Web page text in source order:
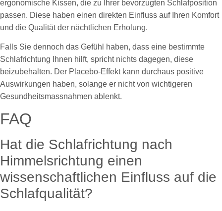
ergonomische Kissen, die zu Ihrer bevorzugten Schlafposition
passen. Diese haben einen direkten Einfluss auf Ihren Komfort
und die Qualität der nächtlichen Erholung.
Falls Sie dennoch das Gefühl haben, dass eine bestimmte
Schlafrichtung Ihnen hilft, spricht nichts dagegen, diese
beizubehalten. Der Placebo-Effekt kann durchaus positive
Auswirkungen haben, solange er nicht von wichtigeren
Gesundheitsmassnahmen ablenkt.
FAQ
Hat die Schlafrichtung nach
Himmelsrichtung einen
wissenschaftlichen Einfluss auf die
Schlafqualität?